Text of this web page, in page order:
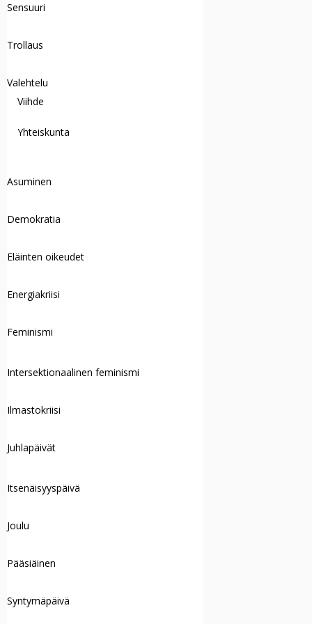
Sensuuri
Trollaus
Valehtelu
Viihde
Yhteiskunta
Asuminen
Demokratia
Eläinten oikeudet
Energiakriisi
Feminismi
Intersektionaalinen feminismi
Ilmastokriisi
Juhlapäivät
Itsenäisyyspäivä
Joulu
Pääsiäinen
Syntymäpäivä